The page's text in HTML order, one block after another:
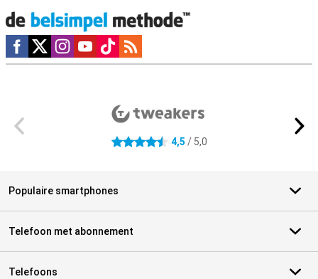
Social media
4.5 sterren 4,5 / 5,0
Populaire smartphones
Telefoon met abonnement
Telefoons